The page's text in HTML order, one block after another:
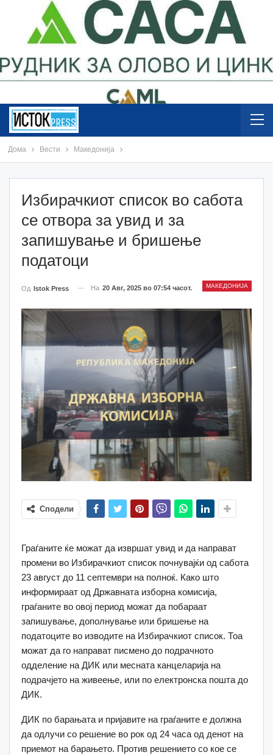
Дома Вести Македонија
Избирачкиот список во сабота
се отвора за увид и за
запишување и бришење
податоци
МАКЕДОНИЈА
Од Istok Press На 20 Авг, 2025 во 07:54 часот.
Сподели
Граѓаните ќе можат да извршат увид и да направат
промени во Избирачкиот список почнувајќи од сабота
23 август до 11 септември на полноќ. Како што
информираат од Државната изборна комисија,
граѓаните во овој период можат да побараат
запишување, дополнување или бришење на
податоците во изводите на Избирачкиот список. Тоа
можат да го направат писмено до подрачното
одделение на ДИК или месната канцеларија на
подрачјето на живеење, или по електронска пошта до
ДИК.
ДИК по барањата и пријавите на граѓаните е должна
да одлучи со решение во рок од 24 часа од денот на
приемот на барањето. Против решението со кое се